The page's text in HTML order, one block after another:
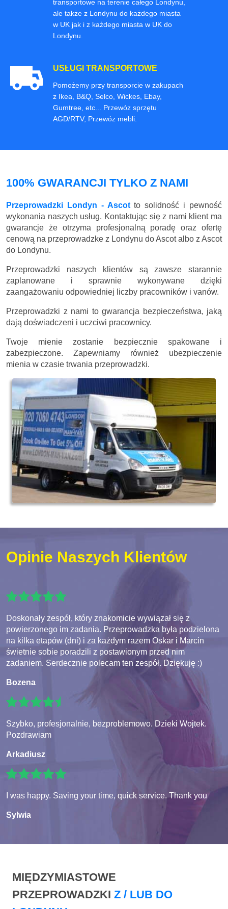
transportowe na terenie całego Londynu,
ale także z Londynu do każdego miasta
w UK jak i z każdego miasta w UK do
Londynu.
USŁUGI TRANSPORTOWE
Pomożemy przy transporcie w zakupach
z Ikea, B&Q, Selco, Wickes, Ebay,
Gumtree, etc... Przewóz sprzętu
AGD/RTV, Przewóz mebli.
100% GWARANCJI TYLKO Z NAMI
Przeprowadzki Londyn - Ascotto solidność i pewność
wykonania naszych usług. Kontaktując się z nami klient ma
gwarancje że otrzyma profesjonalną poradę oraz ofertę
cenową na przeprowadzke z Londynu do Ascot albo z Ascot
do Londynu.
Przeprowadzki naszych klientów są zawsze starannie
zaplanowane i sprawnie wykonywane dzięki
zaangażowaniu odpowiedniej liczby pracowników i vanów.
Przeprowadzki z nami to gwarancja bezpieczeństwa, jaką
dają doświadczeni i uczciwi pracownicy.
Twoje mienie zostanie bezpiecznie spakowane i
zabezpieczone. Zapewniamy również ubezpieczenie
mienia w czasie trwania przeprowadzki.
Opinie Naszych Klientów
Doskonały zespół, który znakomicie wywiązał się z
powierzonego im zadania. Przeprowadzka była podzielona
na kilka etapów (dni) i za każdym razem Oskar i Marcin
świetnie sobie poradzili z postawionym przed nim
zadaniem. Serdecznie polecam ten zespół. Dziękuję :)
Bozena
Szybko, profesjonalnie, bezproblemowo. Dzieki Wojtek.
Pozdrawiam
Arkadiusz
I was happy. Saving your time, quick service. Thank you
Sylwia
MIĘDZYMIASTOWE
PRZEPROWADZKI Z / LUB DO